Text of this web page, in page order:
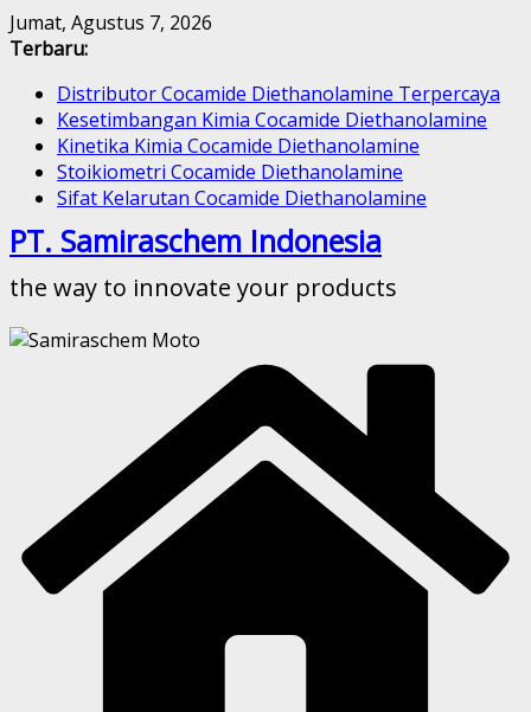
Skip
to
Jumat, Agustus 7, 2026
Terbaru:
Distributor Cocamide Diethanolamine Terpercaya
Kesetimbangan Kimia Cocamide Diethanolamine
Kinetika Kimia Cocamide Diethanolamine
Stoikiometri Cocamide Diethanolamine
Sifat Kelarutan Cocamide Diethanolamine
PT. Samiraschem Indonesia
the way to innovate your products